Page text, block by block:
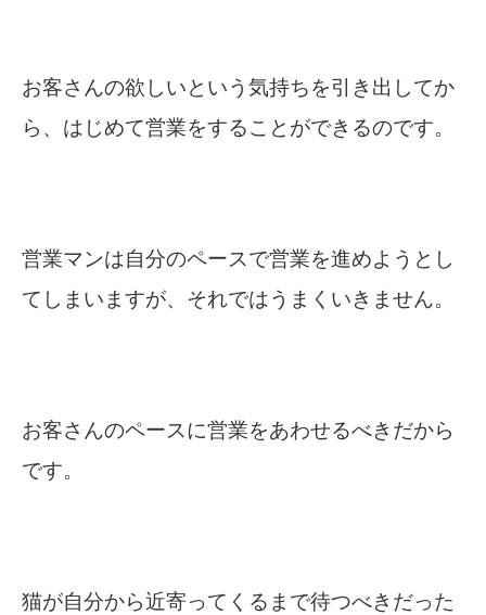
お客さんの欲しいという気持ちを引き出してか
ら、はじめて営業をすることができるのです。
営業マンは自分のペースで営業を進めようとし
てしまいますが、それではうまくいきません。
お客さんのペースに営業をあわせるべきだから
です。
猫が自分から近寄ってくるまで待つべきだった